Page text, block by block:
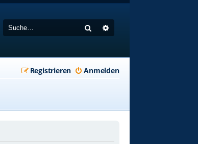
Suche
Anmelden
Registrieren